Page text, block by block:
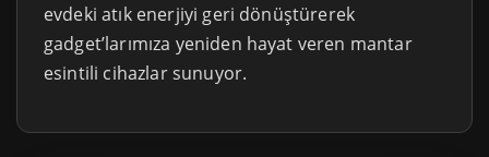
evdeki atık enerjiyi geri dönüştürerek
gadget’larımıza yeniden hayat veren mantar
esintili cihazlar sunuyor.